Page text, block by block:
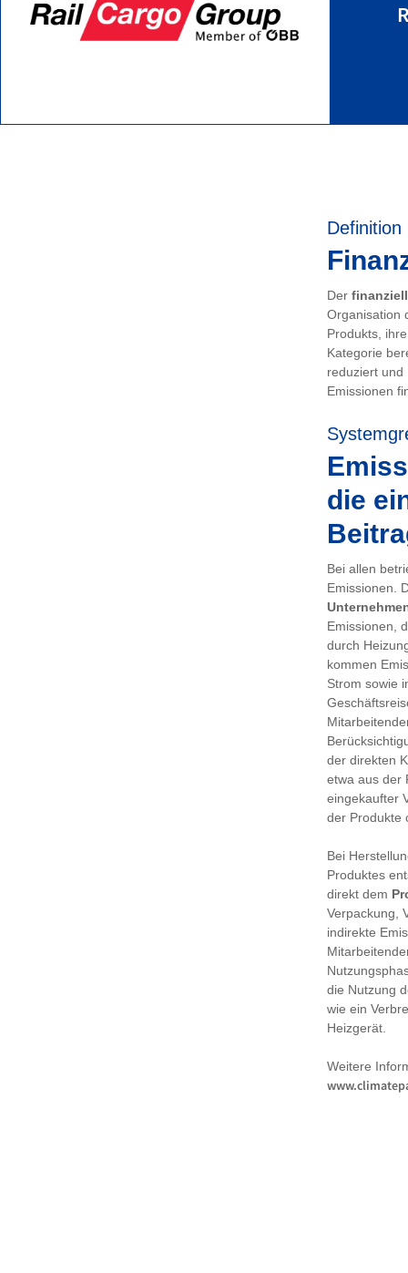
Definition
Der
Organisation
Produkts,
Kategorie
reduziert und
Emissionen
die
Bei allen
Emissionen.
Emissionen,
durch
kommen
Strom sowie
der direkten
etwa aus der
eingekaufter
der Produkte
Bei
Produktes
direkt dem
Verpackung,
indirekte
die Nutzung
wie ein
Heizgerät.
Weitere